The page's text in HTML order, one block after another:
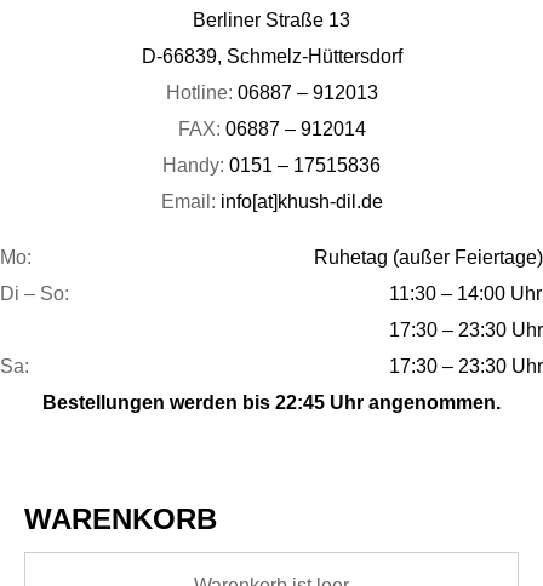
Berliner Straße 13
D-66839, Schmelz-Hüttersdorf
Hotline: 06887 – 912013
FAX: 06887 – 912014
Handy: 0151 – 17515836
Email: info[at]khush-dil.de
Mo:
Ruhetag (außer Feiertage)
Di – So:
11:30 – 14:00 Uhr
17:30 – 23:30 Uhr
Sa:
17:30 – 23:30 Uhr
Bestellungen werden bis 22:45 Uhr angenommen.
WARENKORB